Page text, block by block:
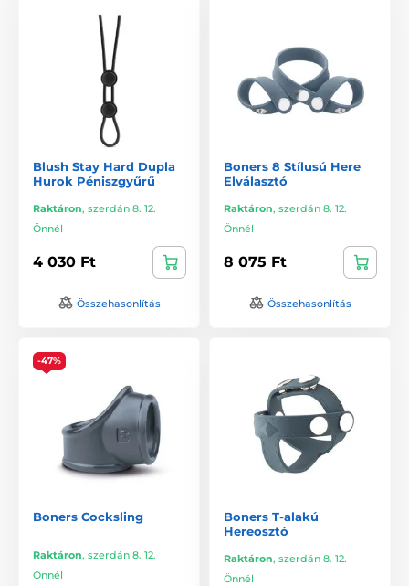
Blush Stay Hard Dupla
Hurok Péniszgyűrű
Raktáron, szerdán 8. 12.
Önnél
4 030 Ft
Összehasonlítás
Boners 8 Stílusú Here
Elválasztó
Raktáron, szerdán 8. 12.
Önnél
8 075 Ft
Összehasonlítás
-47%
Boners Cocksling
Raktáron, szerdán 8. 12.
Önnél
Boners T-alakú
Hereosztó
Raktáron, szerdán 8. 12.
Önnél